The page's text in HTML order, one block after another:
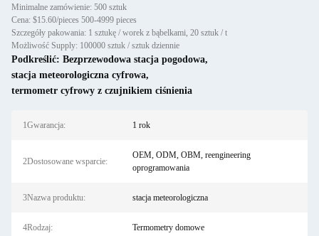
Minimalne zamówienie: 500 sztuk
Cena: $15.60/pieces 500-4999 pieces
Szczegóły pakowania: 1 sztukę / worek z bąbelkami, 20 sztuk / t
Możliwość Supply: 100000 sztuk / sztuk dziennie
Podkreślić: Bezprzewodowa stacja pogodowa,
stacja meteorologiczna cyfrowa,
termometr cyfrowy z czujnikiem ciśnienia
1Gwarancja: 1 rok
2Dostosowane wsparcie:
OEM, ODM, OBM, reengineering
oprogramowania
3Nazwa produktu: stacja meteorologiczna
4Rodzaj: Termometry domowe